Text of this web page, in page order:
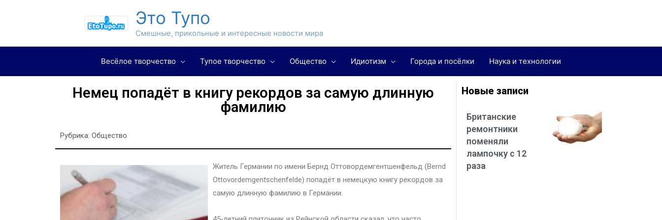
Это Тупо
Смешные, прикольные и интересные новости мира
Весёлое творчество Тупое творчество Общество Идиотизм Города и посёлки Наука и технологии
Немец попадёт в книгу рекордов за самую длинную
фамилию
Рубрика: Общество
Житель Германии по имени Бернд Оттовордемгентшенфельд (Bernd
Ottovordemgentschenfelde) попадёт в немецкую книгу рекордов за
самую длинную фамилию в Германии.
Новые записи
Британские
ремонтники
поменяли
лампочку с 12
раза